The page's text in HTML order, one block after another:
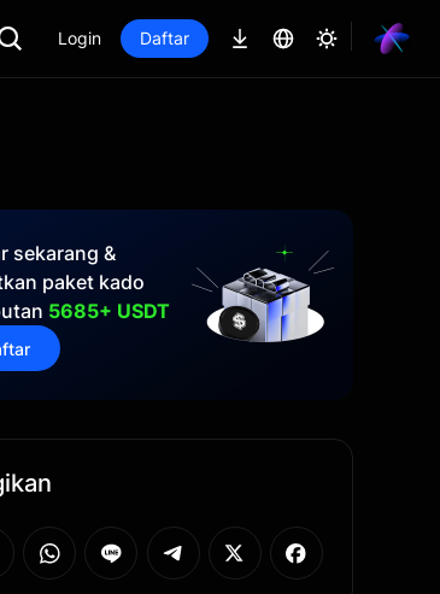
Login Daftar
sekarang &
paket kado
5685+ USDT